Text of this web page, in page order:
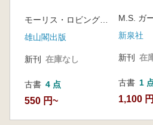
雄山閣出版
新刊 在庫なし
古書 4 点
550 円~
新泉社
新刊 在
古書 1
1,100 円